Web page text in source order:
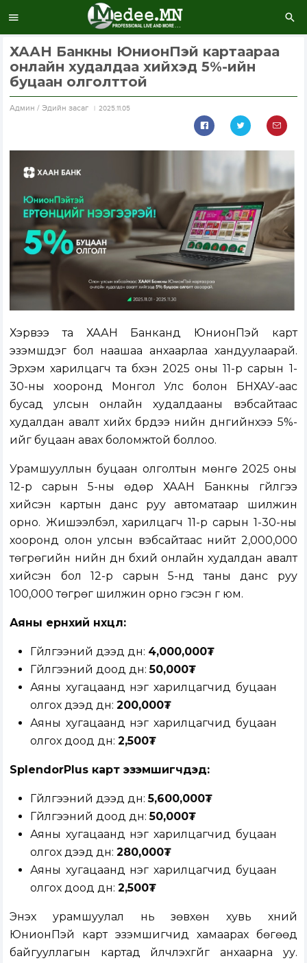
ХААН Банкны ЮнионПэй картаараа
онлайн худалдаа хийхэд 5%-ийн
буцаан олголттой
Aдмин / Эдийн засаг 2025.11.05
Хэрвээ та ХААН Банканд ЮнионПэй карт
эзэмшдэг бол наашаа анхаарлаа хандуулаарай.
Эрхэм харилцагч та бүхэн 2025 оны 11-р сарын 1-
30-ны хооронд Монгол Улс болон БНХАУ-аас
бусад улсын онлайн худалдааны вэбсайтаас
худалдан авалт хийх бүрдээ үнийн дүнгийнхээ 5%-
ийг буцаан авах боломжтой боллоо.
Урамшууллын буцаан олголтын мөнгө 2025 оны
12-р сарын 5-ны өдөр ХААН Банкны гүйлгээ
хийсэн картын данс руу автоматаар шилжин
орно. Жишээлбэл, харилцагч 11-р сарын 1-30-ны
хооронд олон улсын вэбсайтаас нийт 2,000,000
төгрөгийн үнийн дүн бүхий онлайн худалдан авалт
хийсэн бол 12-р сарын 5-нд таны данс руу
100,000 төгрөг шилжин орно гэсэн үг юм.
Аяны ерөнхий нөхцөл:
Гүйлгээний дээд дүн: 4,000,000₮
Гүйлгээний доод дүн:50,000₮
Аяны хугацаанд нэг харилцагчид буцаан
олгох дээд дүн:200,000₮
Аяны хугацаанд нэг харилцагчид буцаан
олгох доод дүн:2,500₮
SplendorPlus карт эзэмшигчдэд:
Гүйлгээний дээд дүн:5,600,000₮
Гүйлгээний доод дүн:50,000₮
Аяны хугацаанд нэг харилцагчид буцаан
олгох дээд дүн:280,000₮
Аяны хугацаанд нэг харилцагчид буцаан
олгох доод дүн:2,500₮
Энэхүү урамшуулал нь зөвхөн хувь хүний
ЮнионПэй карт эзэмшигчид хамаарах бөгөөд
байгууллагын картад үйлчлэхгүйг анхаарна уу.